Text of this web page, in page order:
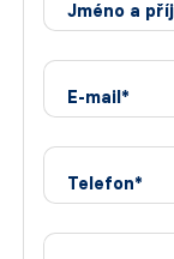
Jméno a
E-mail*
Telefon*